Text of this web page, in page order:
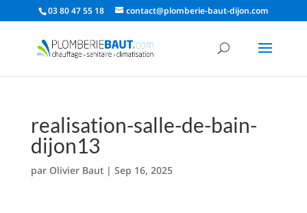
03 80 47 55 18 contact@plomberie-baut-dijon.com
realisation-salle-de-bain-
dijon13
par Olivier Baut| Sep 16, 2025